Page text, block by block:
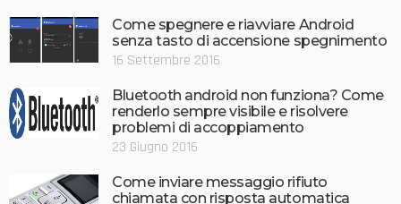
Come spegnere e riavviare Android
senza tasto di accensione spegnimento
16 Settembre 2016
Bluetooth android non funziona? Come
renderlo sempre visibile e risolvere
problemi di accoppiamento
23 Giugno 2016
Come inviare messaggio rifiuto
chiamata con risposta automatica